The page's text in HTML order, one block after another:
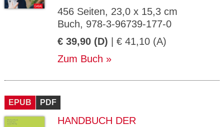
456 Seiten, 23,0 x 15,3 cm
Buch, 978-3-96739-177-0
€ 39,90 (D) | € 41,10 (A)
Zum Buch
EPUB PDF
HANDBUCH DER